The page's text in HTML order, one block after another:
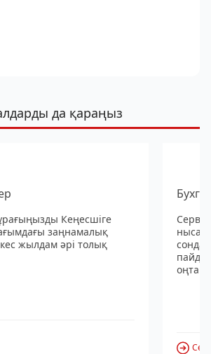
да қараңыз
Кеңесшіге
заңнамалық
жылдам әрі толық